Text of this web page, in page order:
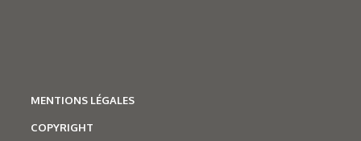
MENTIONS LÉGALES
COPYRIGHT